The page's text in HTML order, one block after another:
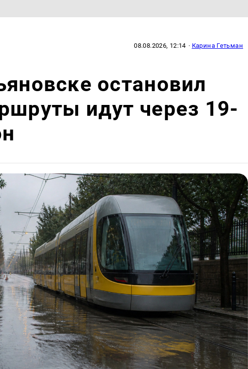
08.08.2026, 12:14 · Карина Гетьман
остановил
идут через 19-